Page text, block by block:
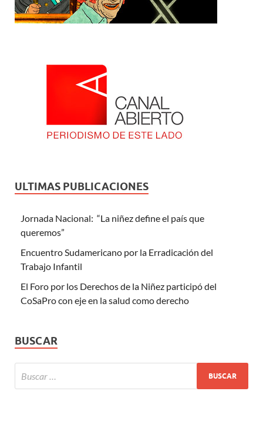
ULTIMAS PUBLICACIONES
Jornada Nacional: “La niñez define el país que
queremos”
Encuentro Sudamericano por la Erradicación del
Trabajo Infantil
El Foro por los Derechos de la Niñez participó del
CoSaPro con eje en la salud como derecho
BUSCAR